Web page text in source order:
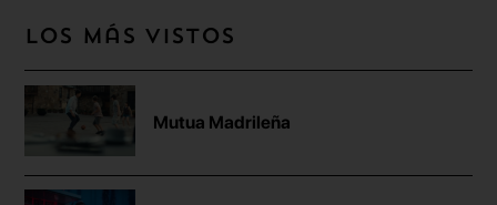
Los más vistos
Mutua Madrileña